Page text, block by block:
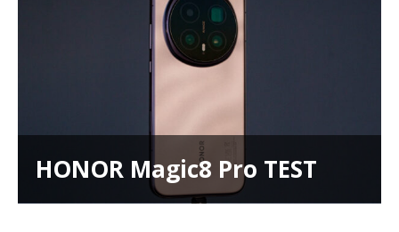
HONOR Magic8 Pro TEST